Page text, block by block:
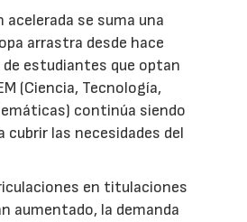
se suma una
arrastra desde hace
de estudiantes que optan
(Ciencia, Tecnología,
continúa siendo
cubrir las necesidades del
en titulaciones
aumentado, la demanda